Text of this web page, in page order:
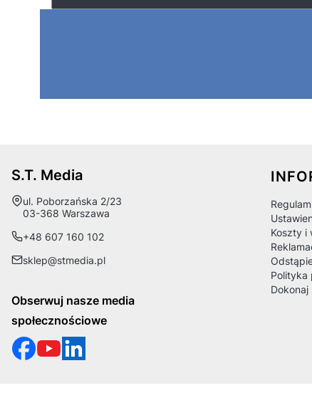
S.T. Media
Adres:
ul. Poborzańska 2/23
03-368 Warszawa
+48 607 160 102
sklep@stmedia.pl
Obserwuj nasze media
społecznościowe
Linki
Koszty i
Polityka
Dokonaj